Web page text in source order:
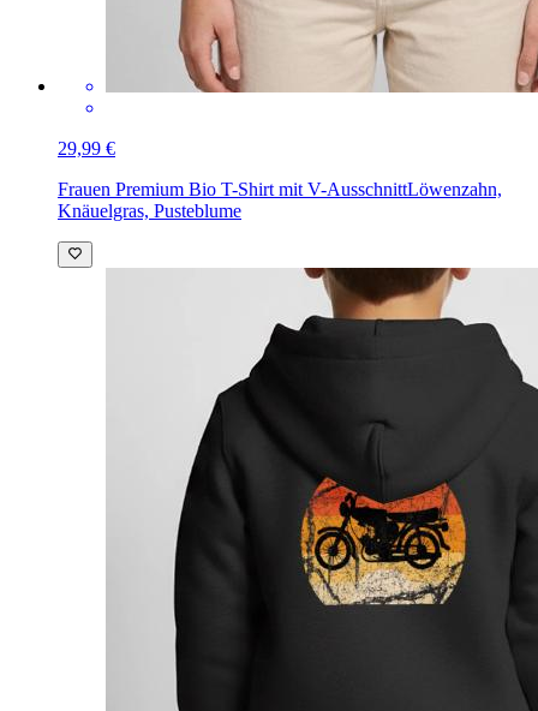
29,99 €
Frauen Premium Bio T-Shirt mit V-AusschnittLöwenzahn,
Knäuelgras, Pusteblume